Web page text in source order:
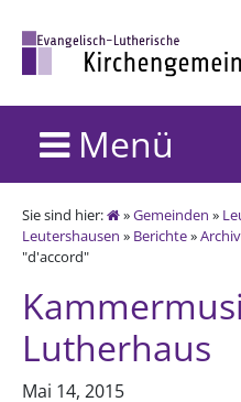
Menü
Sie sind hier: »Gemeinden »
Leutershausen » Berichte»Archiv
"d'accord"
Lutherhaus
Mai 14, 2015